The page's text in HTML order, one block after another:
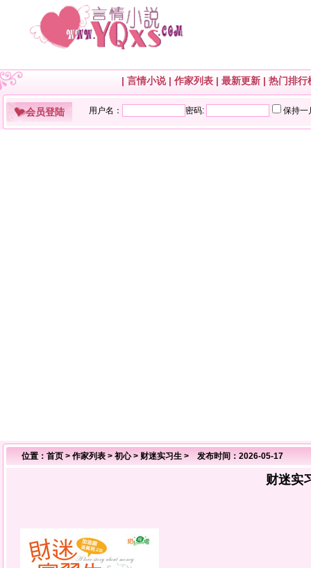
| 言情小说| 作家列表 | 最新更新 | 热门排行
会员登陆
位置： 首页 > 作家列表 > 初心> 财迷实习生 > 发布时间：2026-05-17
财迷实